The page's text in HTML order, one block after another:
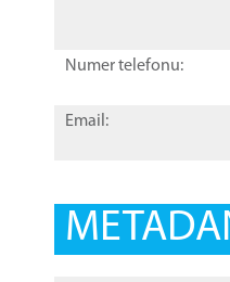
Numer telefonu:
Email: